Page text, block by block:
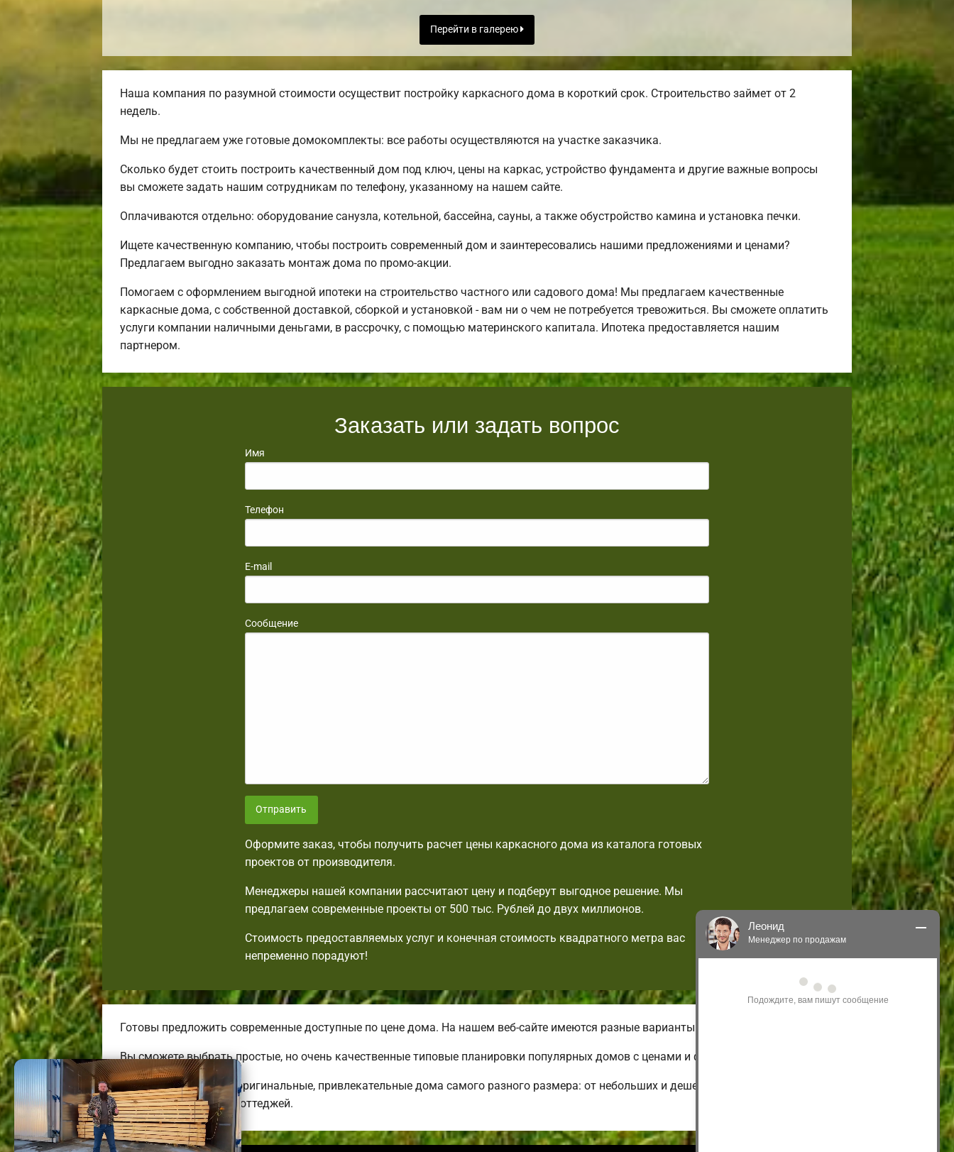
Перейти в галерею
Наша компания по разумной стоимости осуществит постройку каркасного дома в короткий срок. Строительство займет от 2
недель.
Мы не предлагаем уже готовые домокомплекты: все работы осуществляются на участке заказчика.
Сколько будет стоить построить качественный дом под ключ, цены на каркас, устройство фундамента и другие важные вопросы
вы сможете задать нашим сотрудникам по телефону, указанному на нашем сайте.
Оплачиваются отдельно: оборудование санузла, котельной, бассейна, сауны, а также обустройство камина и установка печки.
Ищете качественную компанию, чтобы построить современный дом и заинтересовались нашими предложениями и ценами?
Предлагаем выгодно заказать монтаж дома по промо-акции.
Помогаем с оформлением выгодной ипотеки на строительство частного или садового дома! Мы предлагаем качественные
каркасные дома, с собственной доставкой, сборкой и установкой - вам ни о чем не потребуется тревожиться. Вы сможете оплатить
услуги компании наличными деньгами, в рассрочку, с помощью материнского капитала. Ипотека предоставляется нашим
партнером.
Заказать или задать вопрос
Имя
Телефон
E-mail
Сообщение
Отправить
Оформите заказ, чтобы получить расчет цены каркасного дома из каталога готовых
проектов от производителя.
Менеджеры нашей компании рассчитают цену и подберут выгодное решение. Мы
предлагаем современные проекты от 500 тыс. Рублей до двух миллионов.
Стоимость предоставляемых услуг и конечная стоимость квадратного метра вас
непременно порадуют!
Готовы предложить современные доступные по цене дома. На нашем веб-сайте имеются разные варианты домов.
Вы сможете выбрать простые, но очень качественные типовые планировки популярных домов с ценами и фотографиями.
Строим комфортные, оригинальные, привлекательные дома самого разного размера: от небольших и дешевых до огромных
энергоэффективных коттеджей.
Леонид
Менеджер по продажам
Здравствуйте! Я могу
проконсультировать Вас по нашим
акциям и проектам.